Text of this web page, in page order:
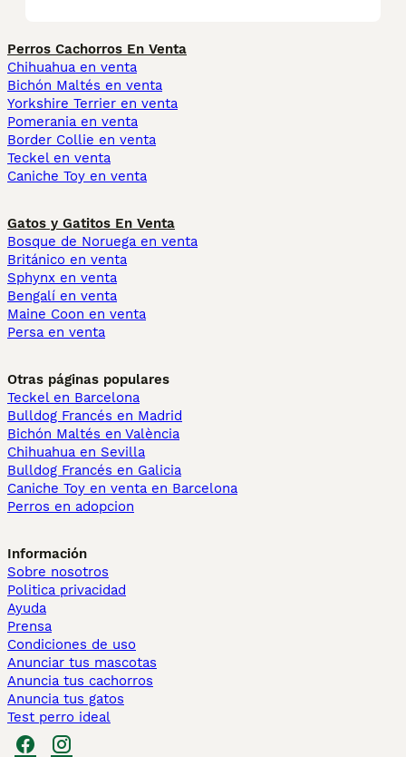
Perros Cachorros En Venta
Chihuahua en venta
Bichón Maltés en venta
Yorkshire Terrier en venta
Pomerania en venta
Border Collie en venta
Teckel en venta
Caniche Toy en venta
Gatos y Gatitos En Venta
Bosque de Noruega en venta
Británico en venta
Sphynx en venta
Bengalí en venta
Maine Coon en venta
Persa en venta
Otras páginas populares
Teckel en Barcelona
Bulldog Francés en Madrid
Bichón Maltés en València
Chihuahua en Sevilla
Bulldog Francés en Galicia
Caniche Toy en venta en Barcelona
Perros en adopcion
Información
Sobre nosotros
Politica privacidad
Ayuda
Prensa
Condiciones de uso
Anunciar tus mascotas
Anuncia tus cachorros
Anuncia tus gatos
Test perro ideal